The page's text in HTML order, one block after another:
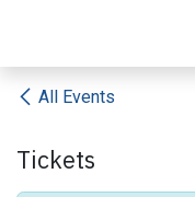
All Events
Tickets